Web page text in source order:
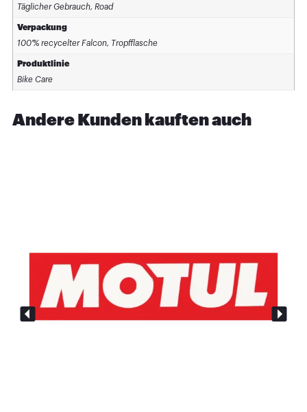
Täglicher Gebrauch, Road
Verpackung
100 % recycelter Falcon, Tropfflasche
Produktlinie
Bike Care
Andere Kunden kauften auch